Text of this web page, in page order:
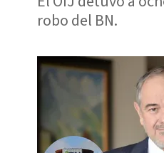
robo del BN.